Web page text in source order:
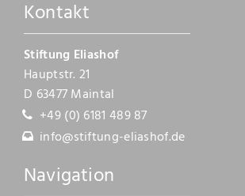
Malbücher
Steine
Vita
Stiftung
Kontakt
Kontakt
Stiftung Eliashof
Hauptstr. 21
D 63477 Maintal
+49 (0) 6181 489 87
info@stiftung-eliashof.de
Navigation